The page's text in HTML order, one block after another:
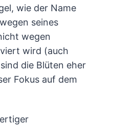
wie der Name
seines
wegen
wird (auch
die Blüten eher
Fokus auf dem